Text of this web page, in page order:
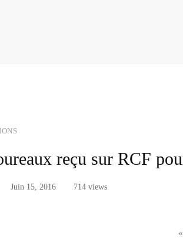
reçu sur RCF
Juin 15, 2016 714 views